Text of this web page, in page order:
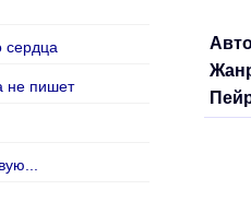
сердца
не пишет